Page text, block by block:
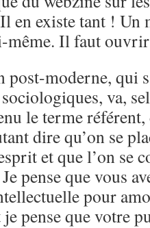
en existe tant ! Un
Il faut
post-moderne, qui
va,
le terme
dire qu’on se
et que l’on se
pense que vous
pour
pense que votre